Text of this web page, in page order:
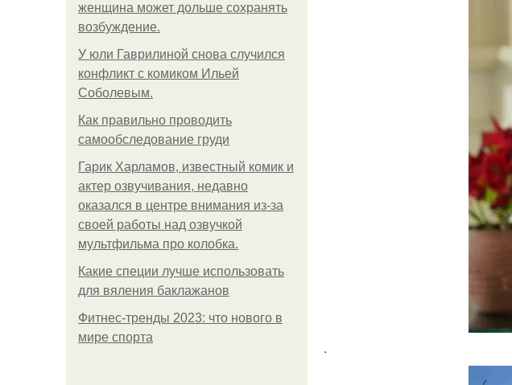
женщина может дольше сохранять
возбуждение.
У юли Гаврилиной снова случился
конфликт с комиком Ильей
Соболевым.
Как правильно проводить
самообследование груди
Гарик Харламов, известный комик и
актер озвучивания, недавно
оказался в центре внимания из-за
своей работы над озвучкой
мультфильма про колобка.
Какие специи лучше использовать
для вяления баклажанов
Фитнес-тренды 2023: что нового в
мире спорта
.